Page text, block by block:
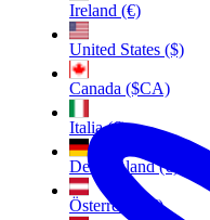
Ireland (€)
United States ($)
Canada ($CA)
Italia (€)
Deutschland (€)
Österreich (€)